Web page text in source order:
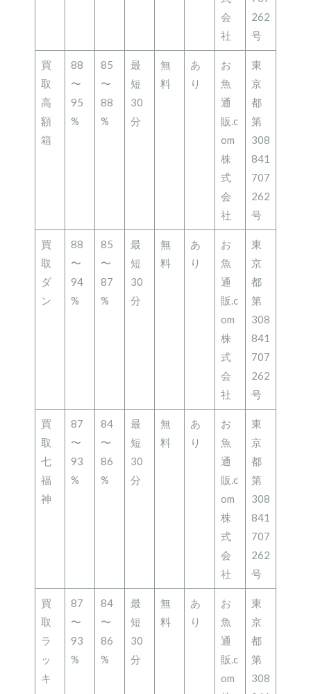
会
社
262
号
買
取
高
額
箱
88
〜
95
%
85
〜
88
%
最
短
30
分
無
料
あ
り
お
魚
通
販.c
om
株
式
会
社
東
京
都
第
308
841
707
262
号
買
取
ダ
ン
88
〜
94
%
85
〜
87
%
最
短
30
分
無
料
あ
り
お
魚
通
販.c
om
株
式
会
社
東
京
都
第
308
841
707
262
号
買
取
七
福
神
87
〜
93
%
84
〜
86
%
最
短
30
分
無
料
あ
り
お
魚
通
販.c
om
株
式
会
社
東
京
都
第
308
841
707
262
号
買
取
ラ
ッ
キ
87
〜
93
%
84
〜
86
%
最
短
30
分
無
料
あ
り
お
魚
通
販.c
om
東
京
都
第
308